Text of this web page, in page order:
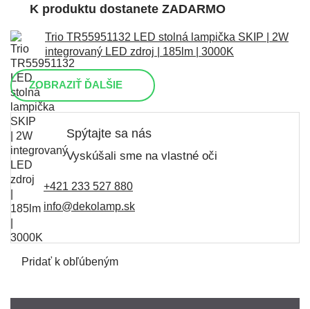
K produktu dostanete ZADARMO
Trio TR55951132 LED stolná lampička SKIP | 2W
integrovaný LED zdroj | 185lm | 3000K
ZOBRAZIŤ ĎALŠIE
Spýtajte sa nás
Vyskúšali sme na vlastné oči
+421 233 527 880
info@dekolamp.sk
Pridať k obľúbeným